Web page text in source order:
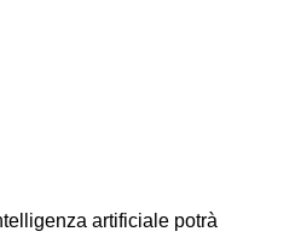
artificiale potrà